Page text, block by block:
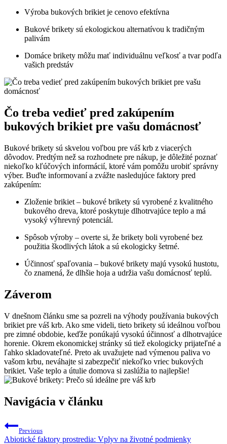
Výroba bukových ⁢brikiet je cenovo‌ efektívna
Bukové brikety sú ekologickou alternatívou⁢ k tradičným
palivám
Domáce brikety⁢ môžu mať individuálnu veľkosť ⁣a tvar podľa
vašich predstáv
Čo​ treba vedieť‍ pred zakúpením
bukových‌ brikiet‌ pre vašu⁤ domácnosť
Bukové ​brikety sú skvelou voľbou ⁣pre váš krb ‍z viacerých ​
dôvodov.‌ Predtým ​než sa rozhodnete pre‍ nákup, je dôležité poznať
niekoľko‌ kľúčových ⁢informácií, ‌ktoré vám pomôžu urobiť správny⁢
výber. ⁣Buďte‌ informovaní a​ zvážte nasledujúce faktory pred
zakúpením:
Zloženie brikiet – bukové​ brikety sú vyrobené⁢ z kvalitného
bukového dreva, ktoré poskytuje dlhotrvajúce teplo a má
‍vysoký výhrevný potenciál.
Spôsob výroby – overte ​si, že brikety boli vyrobené ​bez
použitia škodlivých​ látok⁣ a sú ekologicky šetrné.
Účinnosť⁢ spaľovania​ – bukové⁢ brikety majú vysokú ​hustotu,
čo ⁣znamená, že​ dlhšie hoja a udržia ‌vašu⁢ domácnosť teplú.
Záverom
V‌ dnešnom ⁤článku sme ⁤sa pozreli na výhody používania bukových
brikiet pre váš krb. Ako sme videli, tieto brikety sú​ ideálnou voľbou​
pre zimné obdobie, keďže ponúkajú ⁤vysokú účinnosť a ⁣dlhotrvajúce
horenie. Okrem ekonomickej stránky‌ sú tiež ekologicky ‍prijateľné‌ a
ľahko​ skladovateľné. ⁢Preto ak uvažujete nad výmenou paliva vo
vašom krbu,⁢ neváhajte si⁢ zabezpečiť niekoľko vriec bukových
brikiet. Vaše teplo a​ útulie‌ domova si zaslúžia to najlepšie!
Navigácia v článku
Previous
Abiotické faktory prostredia: Vplyv na životné podmienky